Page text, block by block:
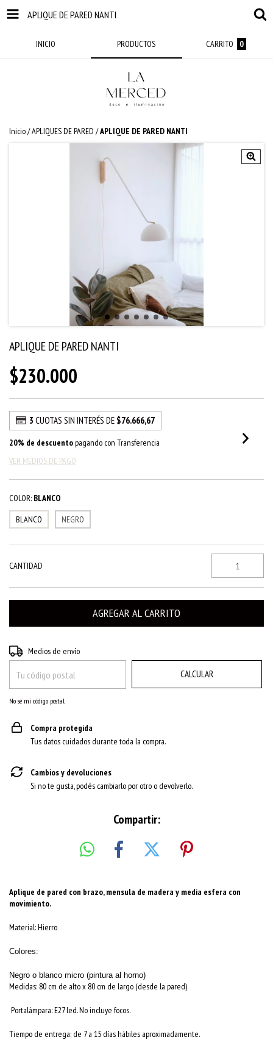
APLIQUE DE PARED NANTI
INICIO PRODUCTOS CARRITO 0
Inicio/APLIQUES DE PARED /APLIQUE DE PARED NANTI
APLIQUE DE PARED NANTI
$230.000
3 CUOTAS SIN INTERÉS DE $76.666,67
20% de descuentopagando con Transferencia
VER MEDIOS DE PAGO
COLOR: BLANCO
BLANCO
NEGRO
CANTIDAD
Entregas para el CP:
Medios de envío
CALCULAR
No sé mi código postal
Compra protegida
Tus datos cuidados durante toda la compra.
Cambios y devoluciones
Si no te gusta, podés cambiarlo por otro o devolverlo.
Compartir:
Aplique de pared con brazo, mensula de madera y media esfera con
movimiento.
Material: Hierro
Colores:
Negro o blanco micro (pintura al horno)
Medidas: 80 cm de alto x 80 cm de largo (desde la pared)
Portalámpara: E27 led. No incluye focos.
Tiempo de entrega: de 7 a 15 días hábiles aproximadamente.